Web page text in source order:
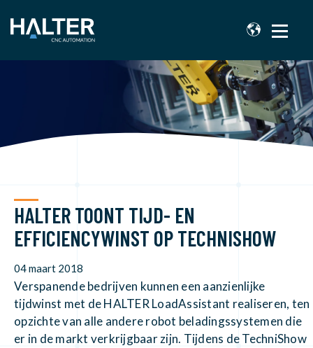
HALTER TOONT TIJD- EN
EFFICIENCYWINST OP TECHNISHOW
04 maart 2018
Verspanende bedrijven kunnen een aanzienlijke
tijdwinst met de HALTER LoadAssistant realiseren, ten
opzichte van alle andere robot beladingssystemen die
er in de markt verkrijgbaar zijn. Tijdens de TechniShow